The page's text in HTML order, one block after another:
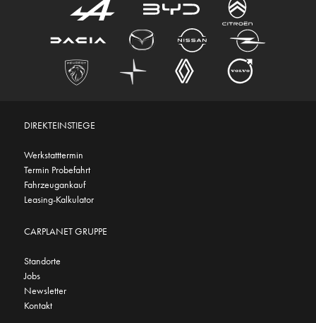
DIREKTEINSTIEGE
Werkstatttermin
Termin Probefahrt
Fahrzeugankauf
Leasing-Kalkulator
CARPLANET GRUPPE
Standorte
Jobs
Newsletter
Kontakt